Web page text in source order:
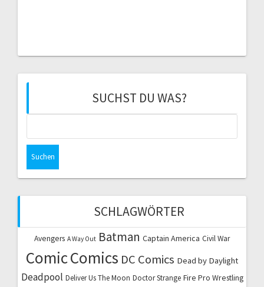
SUCHST DU WAS?
SCHLAGWÖRTER
Avengers A Way Out Batman Captain America Civil War
ComicComics DC Comics Dead by Daylight
Deadpool Deliver Us The Moon Doctor Strange Fire Pro Wrestling